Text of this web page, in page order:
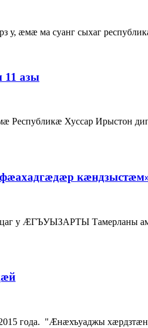
у, æмæ ма суанг сыхаг
азы
Республикӕ Хуссар Ирыстон
у ÆГЪУЫЗАРТЫ Тамерланы
года. "Æнæхъуаджы